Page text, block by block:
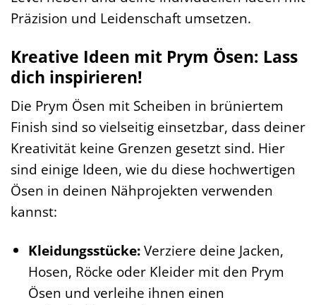
Präzision und Leidenschaft umsetzen.
Kreative Ideen mit Prym Ösen: Lass
dich inspirieren!
Die Prym Ösen mit Scheiben in brüniertem
Finish sind so vielseitig einsetzbar, dass deiner
Kreativität keine Grenzen gesetzt sind. Hier
sind einige Ideen, wie du diese hochwertigen
Ösen in deinen Nähprojekten verwenden
kannst:
Kleidungsstücke:Verziere deine Jacken,
Hosen, Röcke oder Kleider mit den Prym
Ösen und verleihe ihnen einen